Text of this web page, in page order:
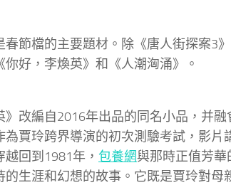
節檔的主要題材。除《唐人街探案3
你好，李煥英》和《人潮洶涌》。
編自2016年出品的同名小品，并融
為賈玲跨界導演的初次測驗考試，影片
越回到1981年， 包養網與那時正值芳華
生涯和幻想的故事。它既是賈玲對母